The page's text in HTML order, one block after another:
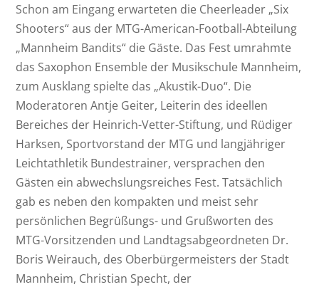
Schon am Eingang erwarteten die Cheerleader „Six
Shooters“ aus der MTG-American-Football-Abteilung
„Mannheim Bandits“ die Gäste. Das Fest umrahmte
das Saxophon Ensemble der Musikschule Mannheim,
zum Ausklang spielte das „Akustik-Duo“. Die
Moderatoren Antje Geiter, Leiterin des ideellen
Bereiches der Heinrich-Vetter-Stiftung, und Rüdiger
Harksen, Sportvorstand der MTG und langjähriger
Leichtathletik Bundestrainer, versprachen den
Gästen ein abwechslungsreiches Fest. Tatsächlich
gab es neben den kompakten und meist sehr
persönlichen Begrüßungs- und Grußworten des
MTG-Vorsitzenden und Landtagsabgeordneten Dr.
Boris Weirauch, des Oberbürgermeisters der Stadt
Mannheim, Christian Specht, der